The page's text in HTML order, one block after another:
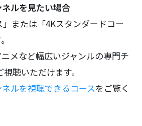
ルを見たい場合
」または「4Kスタンダードコー
メなど幅広いジャンルの専門チ
聴いただけます。
ルを視聴できるコースをご覧く